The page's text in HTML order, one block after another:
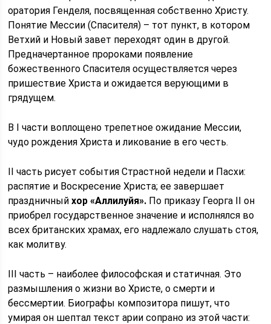
оратория Генделя, посвященная собственно Христу.
Понятие Мессии (Спасителя) – тот пункт, в котором
Ветхий и Новый завет переходят один в другой.
Предначертанное пророками появление
божественного Спасителя осуществляется через
пришествие Христа и ожидается верующими в
грядущем.
В I части воплощено трепетное ожидание Мессии,
чудо рождения Христа и ликование в его честь.
II часть рисует события Страстной недели и Пасхи:
распятие и Воскресение Христа; ее завершает
праздничныйхор «Аллилуйя». По приказу Георга II он
приобрел государственное значение и исполнялся во
всех британских храмах, его надлежало слушать стоя,
как молитву.
III часть – наиболее философская и статичная. Это
размышления о жизни во Христе, о смерти и
бессмертии. Биографы композитора пишут, что
умирая он шептал текст арии сопрано из этой части: